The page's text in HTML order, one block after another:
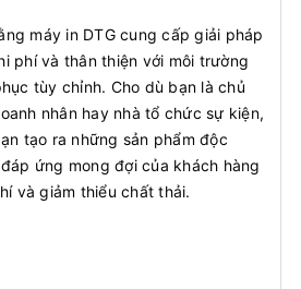
máy in DTG cung cấp giải pháp
phí và thân thiện với môi trường
tùy chỉnh. Cho dù bạn là chủ
nhân hay nhà tổ chức sự kiện,
tạo ra những sản phẩm độc
ứng mong đợi của khách hàng
và giảm thiểu chất thải.